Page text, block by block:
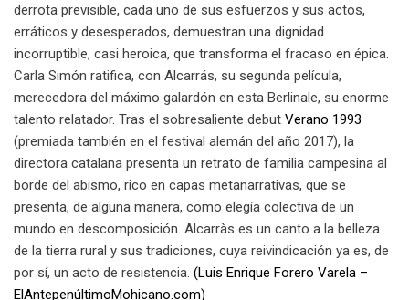
derrota previsible, cada uno de sus esfuerzos y sus actos,
erráticos y desesperados, demuestran una dignidad
incorruptible, casi heroica, que transforma el fracaso en épica.
Carla Simón ratifica, con Alcarrás, su segunda película,
merecedora del máximo galardón en esta Berlinale, su enorme
talento relatador. Tras el sobresaliente debut Verano 1993
(premiada también en el festival alemán del año 2017), la
directora catalana presenta un retrato de familia campesina al
borde del abismo, rico en capas metanarrativas, que se
presenta, de alguna manera, como elegía colectiva de un
mundo en descomposición. Alcarràs es un canto a la belleza
de la tierra rural y sus tradiciones, cuya reivindicación ya es, de
por sí, un acto de resistencia. (Luis Enrique Forero Varela –
ElAntepenúltimoMohicano.com)